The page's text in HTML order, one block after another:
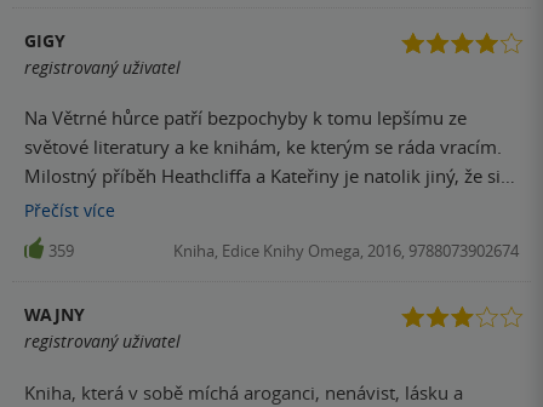
GIGY
registrovaný uživatel
Na Větrné hůrce patří bezpochyby k tomu lepšímu ze
světové literatury a ke knihám, ke kterým se ráda vracím.
Milostný příběh Heathcliffa a Kateřiny je natolik jiný, že si
ho zamilujete.
Přečíst více
359 Kniha, Edice Knihy Omega, 2016, 9788073902674
WAJNY
registrovaný uživatel
Kniha, která v sobě míchá aroganci, nenávist, lásku a